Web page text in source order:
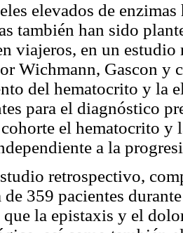
elevados de
también han sido
viajeros, en un
Wichmann, Gascon y
del hematocrito y la
para el diagnóstico
el hematocrito y
a la
retrospectivo,
de 359 pacientes
la epistaxis y el